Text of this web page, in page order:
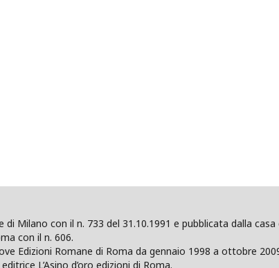
Milano con il n. 733 del 31.10.1991 e pubblicata dalla
con il n. 606.
Edizioni Romane di Roma da gennaio 1998 a ottobre
L’Asino d’oro edizioni di Roma.